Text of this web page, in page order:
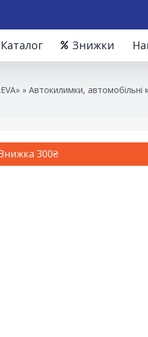
Каталог Знижки
» Автокилимки,
300₴